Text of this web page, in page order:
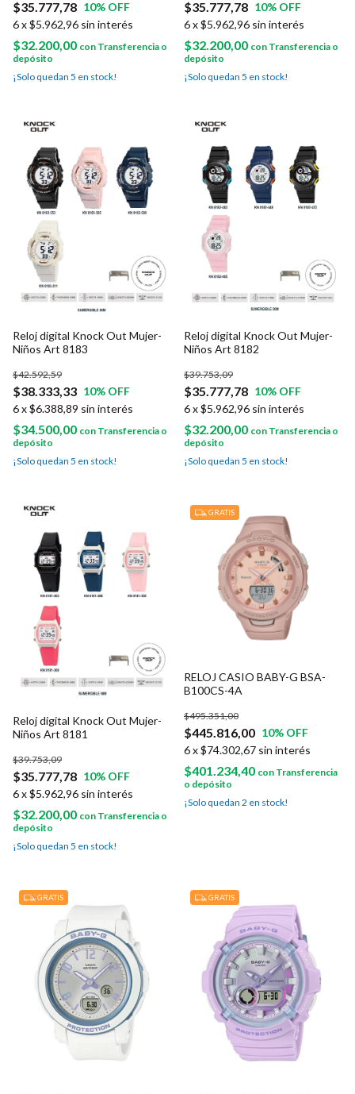
$35.777,78 10% OFF
6x$5.962,96 sin interés
$32.200,00 con Transferencia o
depósito
¡Solo quedan 5 en stock!
$35.777,78 10% OFF
6x$5.962,96 sin interés
$32.200,00 con Transferencia o
depósito
¡Solo quedan 5 en stock!
Reloj digital Knock Out Mujer-
Niños Art 8183
$38.333,33
$42.592,59
10% OFF
6x$6.388,89 sin interés
$34.500,00 con Transferencia o
depósito
¡Solo quedan 5 en stock!
Reloj digital Knock Out Mujer-
Niños Art 8182
$35.777,78
$39.753,09
10% OFF
6x$5.962,96 sin interés
$32.200,00 con Transferencia o
depósito
¡Solo quedan 5 en stock!
Reloj digital Knock Out Mujer-
Niños Art 8181
$35.777,78
$39.753,09
10% OFF
6x$5.962,96 sin interés
$32.200,00 con Transferencia o
depósito
¡Solo quedan 5 en stock!
GRATIS
RELOJ CASIO BABY-G BSA-
B100CS-4A
$445.816,00
$495.351,00
10% OFF
6x$74.302,67 sin interés
$401.234,40 con Transferencia
o depósito
¡Solo quedan 2 en stock!
GRATIS GRATIS